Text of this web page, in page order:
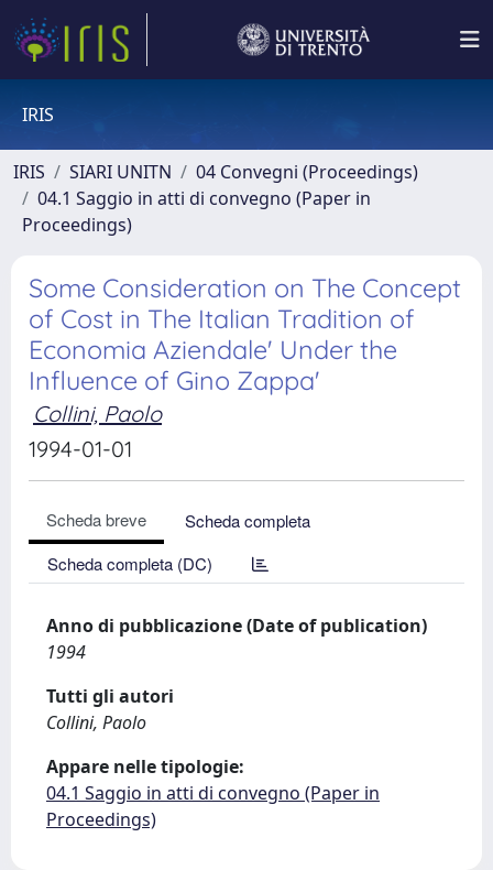
IRIS
IRIS SIARI UNITN
04 Convegni (Proceedings)
04.1 Saggio in atti di convegno (Paper in
Proceedings)
Some Consideration on The Concept
of Cost in The Italian Tradition of
Economia Aziendale' Under the
Influence of Gino Zappa'
Collini, Paolo
1994-01-01
Scheda breve
Scheda completa
Scheda completa (DC)
Anno di pubblicazione (Date of publication)
1994
Tutti gli autori
Collini, Paolo
Appare nelle tipologie:
04.1 Saggio in atti di convegno (Paper in
Proceedings)